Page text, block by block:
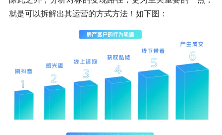
就是可以拆解出其运营的方式方法！如下图：